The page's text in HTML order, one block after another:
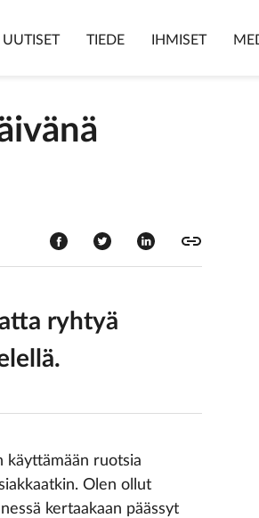
UUTISET TIEDE IHMISET
ryhtyä
käyttämään ruotsia
Olen ollut
kertaakaan päässyt